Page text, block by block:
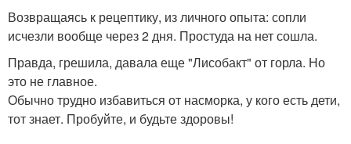
Возвращаясь к рецептику, из личного опыта: сопли
исчезли вообще через 2 дня. Простуда на нет сошла.
Правда, грешила, давала еще "Лисобакт" от горла. Но
это не главное.
Обычно трудно избавиться от насморка, у кого есть дети,
тот знает. Пробуйте, и будьте здоровы!